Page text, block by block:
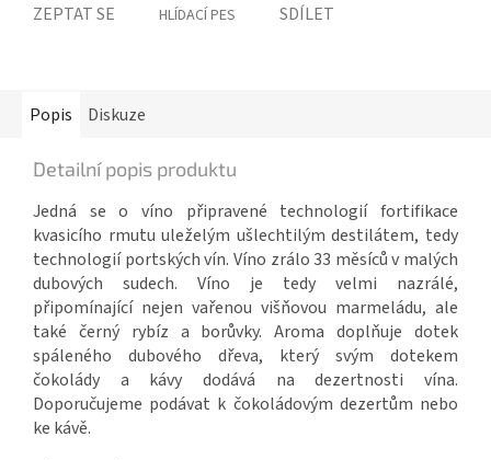
ZEPTAT SE HLÍDACÍ PES SDÍLET
Popis Diskuze
Detailní popis produktu
Jedná se o víno připravené technologií fortifikace
kvasicího rmutu uleželým ušlechtilým destilátem, tedy
technologií portských vín. Víno zrálo 33 měsíců v malých
dubových sudech. Víno je tedy velmi nazrálé,
připomínající nejen vařenou višňovou marmeládu, ale
také černý rybíz a borůvky. Aroma doplňuje dotek
spáleného dubového dřeva, který svým dotekem
čokolády a kávy dodává na dezertnosti vína.
Doporučujeme podávat k čokoládovým dezertům nebo
ke kávě.